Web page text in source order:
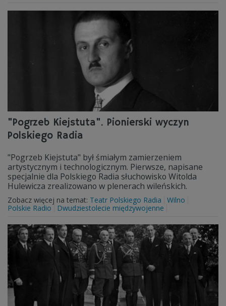
"Pogrzeb Kiejstuta". Pionierski wyczyn
Polskiego Radia
"Pogrzeb Kiejstuta" był śmiałym zamierzeniem
artystycznym i technologicznym. Pierwsze, napisane
specjalnie dla Polskiego Radia słuchowisko Witolda
Hulewicza zrealizowano w plenerach wileńskich.
Zobacz więcej na temat: Teatr Polskiego Radia
Wilno
Polskie Radio
Dwudziestolecie międzywojenne